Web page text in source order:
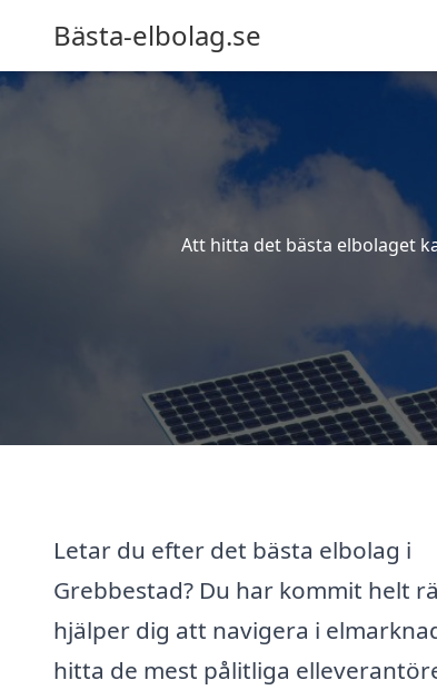
Bästa-elbolag.se
Att hitta det bästa elbolaget
Letar du efter det bästa elbolag i
Grebbestad? Du har kommit helt
hjälper dig att navigera i
hitta de mest pålitliga